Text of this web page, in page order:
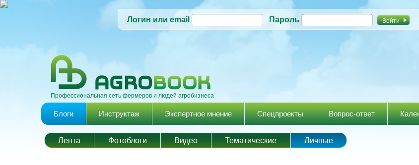
Перейти к
содержанию
Логин или email Пароль
Профессиональная сеть фермеров и людей агробизнеса
Главное меню
Блоги Инструктаж Экспертное мнение Спецпроекты Вопрос-ответ
Лента Фотоблоги Видео Тематические Личные